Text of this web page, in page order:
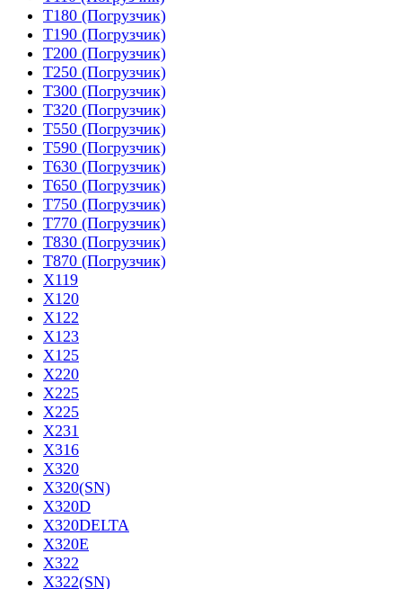
T180 (Погрузчик)
T190 (Погрузчик)
T200 (Погрузчик)
T250 (Погрузчик)
T300 (Погрузчик)
T320 (Погрузчик)
T550 (Погрузчик)
T590 (Погрузчик)
T630 (Погрузчик)
T650 (Погрузчик)
T750 (Погрузчик)
T770 (Погрузчик)
T830 (Погрузчик)
T870 (Погрузчик)
X119
X120
X122
X123
X125
X220
X225
X225
X231
X316
X320
X320(SN)
X320D
X320DELTA
X320E
X322
X322(SN)